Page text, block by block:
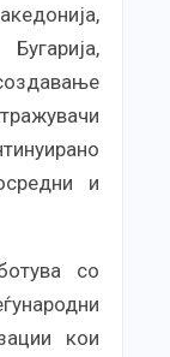
и
со
кои